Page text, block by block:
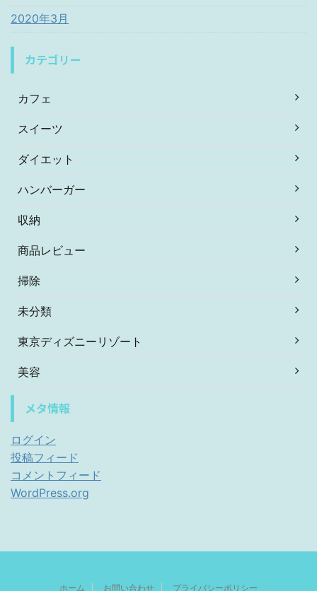
2020年3月
カテゴリー
カフェ
スイーツ
ダイエット
ハンバーガー
収納
商品レビュー
掃除
未分類
東京ディズニーリゾート
美容
メタ情報
ログイン
投稿フィード
コメントフィード
WordPress.org
ホーム お問い合わせ プライバシーポリシー